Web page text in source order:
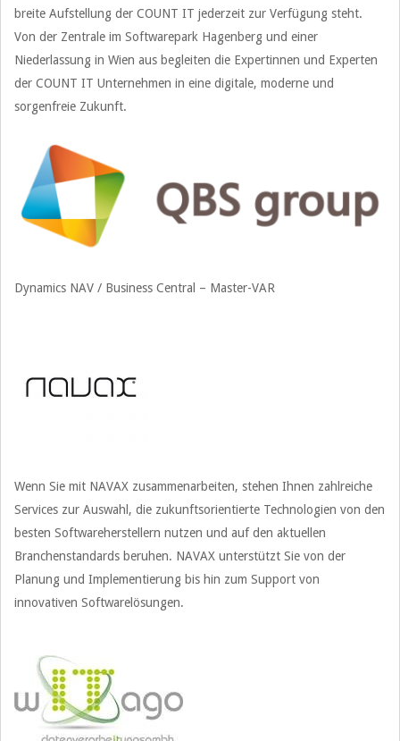
breite Aufstellung der COUNT IT jederzeit zur Verfügung steht.
Von der Zentrale im Softwarepark Hagenberg und einer
Niederlassung in Wien aus begleiten die Expertinnen und Experten
der COUNT IT Unternehmen in eine digitale, moderne und
sorgenfreie Zukunft.
Dynamics NAV / Business Central – Master-VAR
Wenn Sie mit NAVAX zusammenarbeiten, stehen Ihnen zahlreiche
Services zur Auswahl, die zukunftsorientierte Technologien von den
besten Softwareherstellern nutzen und auf den aktuellen
Branchenstandards beruhen. NAVAX unterstützt Sie von der
Planung und Implementierung bis hin zum Support von
innovativen Softwarelösungen.